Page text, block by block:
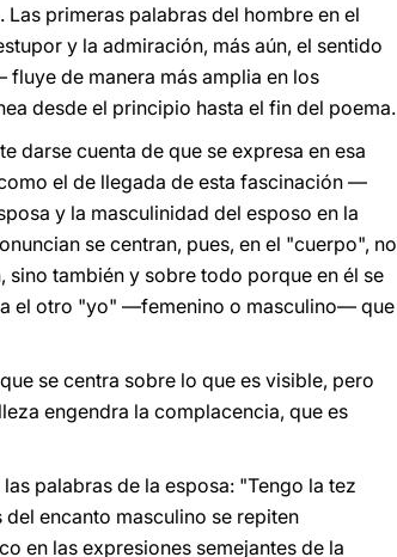
primeras palabras del hombre en el
y la admiración, más aún, el sentido
fluye de manera más amplia en los
desde el principio hasta el fin del poema.
darse cuenta de que se expresa en esa
el de llegada de esta fascinación —
y la masculinidad del esposo en la
se centran, pues, en el "cuerpo", no
también y sobre todo porque en él se
el otro "yo" —femenino o masculino— que
que se centra sobre lo que es visible, pero
engendra la complacencia, que es
palabras de la esposa: "Tengo la tez
del encanto masculino se repiten
en las expresiones semejantes de la